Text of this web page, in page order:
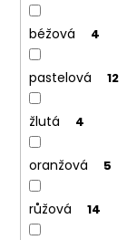
béžová 4
pastelová 12
žlutá 4
oranžová 5
růžová 14